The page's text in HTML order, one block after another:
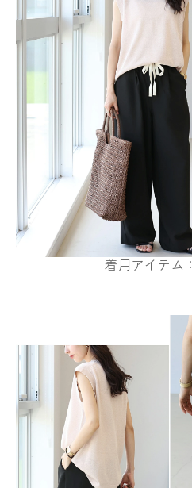
着用アイテム：